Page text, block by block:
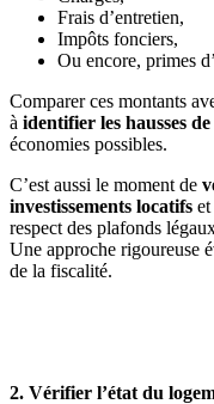
Frais d’entretien,
Impôts fonciers,
Ou encore, primes
Comparer ces montants
à identifier les hausses
économies possibles.
C’est aussi le moment de
investissements locatifs et
respect des plafonds
Une approche rigoureuse
de la fiscalité.
2. Vérifier l’état du